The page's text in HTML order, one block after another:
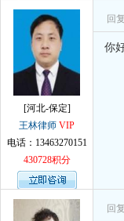
[河北-保定]
王林律师 VIP
电话：13463270151
430728积分
回
你
回